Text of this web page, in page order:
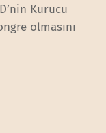
Kurucu
olmasını